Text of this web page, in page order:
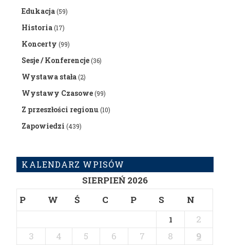
Edukacja(59)
Historia(17)
Koncerty (99)
Sesje / Konferencje(36)
Wystawa stała(2)
Wystawy Czasowe(99)
Z przeszłości regionu(10)
Zapowiedzi (439)
KALENDARZ WPISÓW
SIERPIEŃ 2026
P
W Ś C P S N
1
2
3
4 5 6 7 8
9